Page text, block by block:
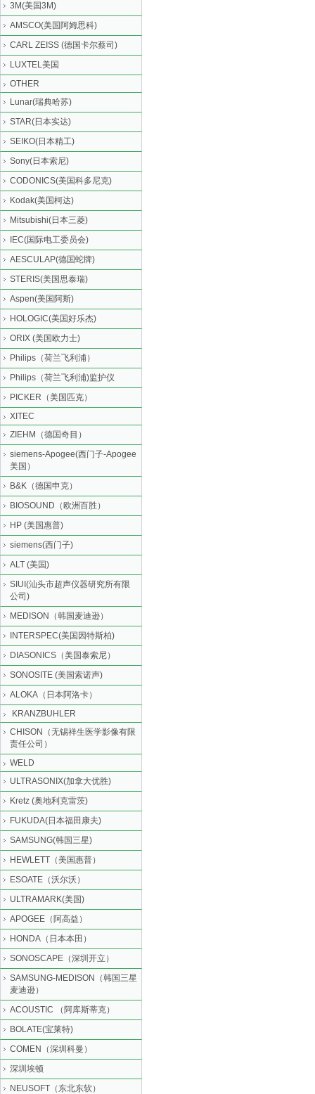
3M(美国3M)
AMSCO(美国阿姆思科)
CARL ZEISS (德国卡尔蔡司)
LUXTEL美国
OTHER
Lunar(瑞典哈苏)
STAR(日本实达)
SEIKO(日本精工)
Sony(日本索尼)
CODONICS(美国科多尼克)
Kodak(美国柯达)
Mitsubishi(日本三菱)
IEC(国际电工委员会)
AESCULAP(德国蛇牌)
STERIS(美国思泰瑞)
Aspen(美国阿斯)
HOLOGIC(美国好乐杰)
ORIX (美国欧力士)
Philips（荷兰飞利浦）
Philips（荷兰飞利浦)监护仪
PICKER（美国匹克）
XITEC
ZIEHM（德国奇目）
siemens-Apogee(西门子-Apogee
美国）
B&K（德国申克）
BIOSOUND（欧洲百胜）
HP (美国惠普)
siemens(西门子)
ALT (美国)
SIUI(汕头市超声仪器研究所有限
公司)
MEDISON（韩国麦迪逊）
INTERSPEC(美国因特斯柏)
DIASONICS（美国泰索尼）
SONOSITE (美国索诺声)
ALOKA（日本阿洛卡）
KRANZBUHLER
CHISON（无锡祥生医学影像有限
责任公司）
WELD
ULTRASONIX(加拿大优胜)
Kretz (奥地利克雷茨)
FUKUDA(日本福田康夫)
SAMSUNG(韩国三星)
HEWLETT（美国惠普）
ESOATE（沃尔沃）
ULTRAMARK(美国)
APOGEE（阿高益）
HONDA（日本本田）
SONOSCAPE（深圳开立）
SAMSUNG-MEDISON（韩国三星
麦迪逊）
ACOUSTIC （阿库斯蒂克）
BOLATE(宝莱特)
COMEN（深圳科曼）
深圳埃顿
NEUSOFT（东北东软）